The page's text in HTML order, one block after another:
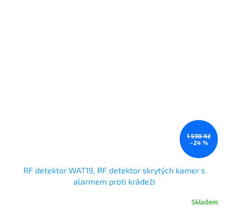
1 590 Kč
–24 %
RF detektor WAT19, RF detektor skrytých kamer s
alarmem proti krádeži
Skladem